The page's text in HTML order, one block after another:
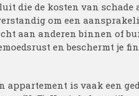
die de kosten van
om een
aan anderen binnen of
en beschermt je
appartement is vaak een